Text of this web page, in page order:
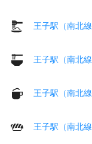
王子駅（南北
王子駅（南北
王子駅（南北
王子駅（南北